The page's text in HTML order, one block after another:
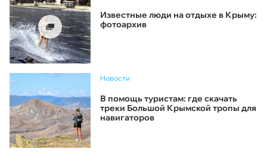
Известные люди на отдыхе в Крыму:
фотоархив
Новости
В помощь туристам: где скачать
треки Большой Крымской тропы для
навигаторов